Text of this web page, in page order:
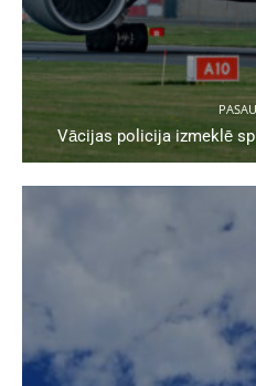
Vācijas policija izmeklē